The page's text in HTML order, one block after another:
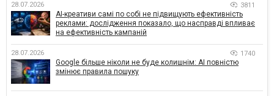
28.07.2026 3811
AI-креативи самі по собі не підвищують ефективність
реклами: дослідження показало, що насправді впливає
на ефективність кампаній
28.07.2026 1740
Google більше ніколи не буде колишнім: AI повністю
змінює правила пошуку